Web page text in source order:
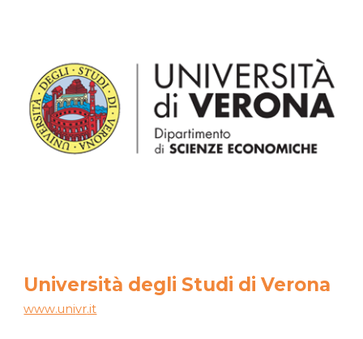
Università degli Studi diVerona
www.univr.it